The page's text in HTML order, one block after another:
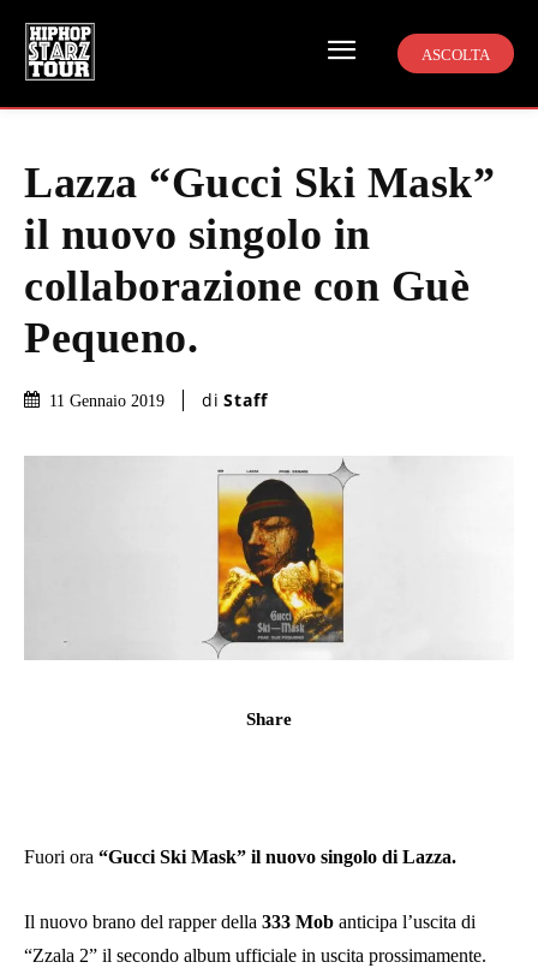
ASCOLTA
Lazza “Gucci Ski Mask”
il nuovo singolo in
collaborazione con Guè
Pequeno.
11 Gennaio 2019 di Staff
Share
Fuori ora “Gucci Ski Mask” il nuovo singolo di Lazza.
Il nuovo brano del rapper della 333 Mob anticipa l’uscita di
“Zzala 2” il secondo album ufficiale in uscita prossimamente.